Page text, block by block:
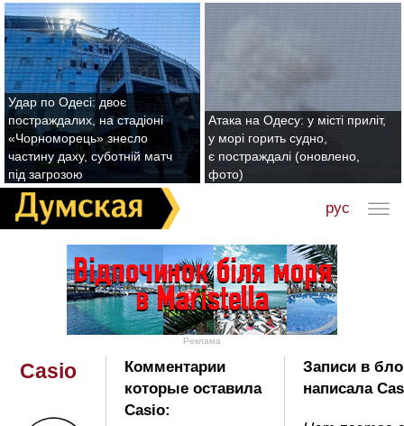
Удар по Одесі: двоє
постраждалих, на стадіоні
«Чорноморець» знесло
частину даху, суботній матч
під загрозою
Атака на Одесу: у місті приліт,
у морі горить судно,
є постраждалі (оновлено,
фото)
рус
Реклама
Casio
Комментарии
которые оставила
Casio:
Записи в
написала